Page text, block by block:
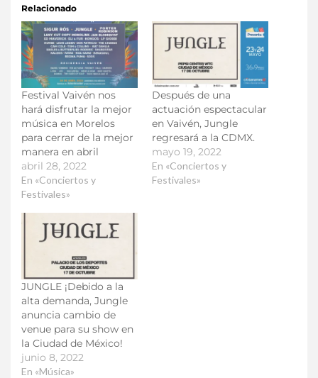
Relacionado
Festival Vaivén nos
hará disfrutar la mejor
música en Morelos
para cerrar de la mejor
manera en abril
abril 28, 2022
En «Conciertos y
Festivales»
Después de una
actuación espectacular
en Vaivén, Jungle
regresará a la CDMX.
mayo 19, 2022
En «Conciertos y
Festivales»
JUNGLE ¡Debido a la
alta demanda, Jungle
anuncia cambio de
venue para su show en
la Ciudad de México!
junio 8, 2022
En «Música»